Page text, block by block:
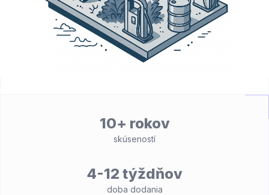
10+ rokov
skúseností
4-12 týždňov
doba dodania